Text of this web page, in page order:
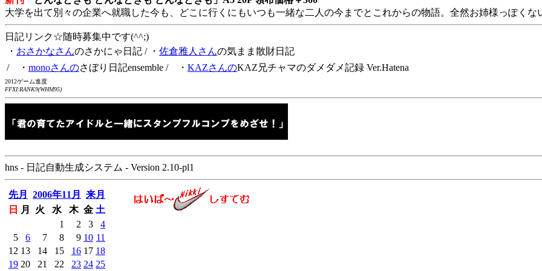
大学を出て別々の企業へ就職した今も、どこに行くにもいつも一緒な二人の今までとこれからの物語。全然お姉様っぽくな
日記リンク☆随時募集中です(^^;)
・ おさかなさんのさかにゃ日記 / ・ 佐倉雅人さんの気まま散財日記
/ ・ monoさんのさぼり日記ensemble / ・ KAZさんのKAZ兄チャマのダメダメ記録 Ver.Hatena
2012ゲーム進度
FFXI:RANK9(WHM95)
hns - 日記自動生成システム - Version 2.10-pl1
先月 2006年11月
来月
日
月 火 水 木 金 土
1
2 3
4
5
6 7 8 9 10 11
12 13 14 15 16 17 18
19 20 21 22 23 24 25